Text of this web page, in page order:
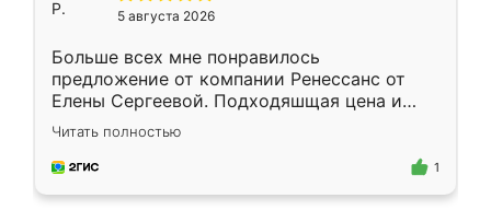
5 августа 2026
Больше всех мне понравилось
предложение от компании Ренессанс от
Елены Сергеевой. Подходяшщая цена и
короткие сроки изготовления. Приехавший
для замера сотрудник Владислав
предложил по моему эскизу самый
Читать полностью
1